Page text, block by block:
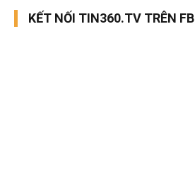
KẾT NỐI TIN360.TV TRÊN FB